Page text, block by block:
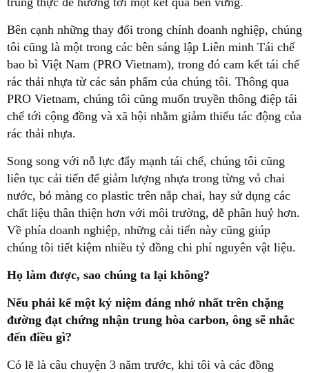
Bên cạnh những thay đổi trong chính doanh nghiệp, chúng
tôi cũng là một trong các bên sáng lập Liên minh Tái chế
bao bì Việt Nam (PRO Vietnam), trong đó cam kết tái chế
rác thải nhựa từ các sản phẩm của chúng tôi. Thông qua
PRO Vietnam, chúng tôi cũng muốn truyền thông điệp tái
chế tới cộng đồng và xã hội nhằm giảm thiểu tác động của
rác thải nhựa.
Song song với nỗ lực đẩy mạnh tái chế, chúng tôi cũng
liên tục cải tiến để giảm lượng nhựa trong từng vỏ chai
nước, bỏ màng co plastic trên nắp chai, hay sử dụng các
chất liệu thân thiện hơn với môi trường, dễ phân huỷ hơn.
Về phía doanh nghiệp, những cải tiến này cũng giúp
chúng tôi tiết kiệm nhiều tỷ đồng chi phí nguyên vật liệu.
Họ làm được, sao chúng ta lại không?
Nếu phải kể một kỷ niệm đáng nhớ nhất trên chặng
đường đạt chứng nhận trung hòa carbon, ông sẽ nhắc
đến điều gì?
Có lẽ là câu chuyện 3 năm trước, khi tôi và các đồng